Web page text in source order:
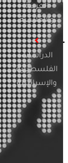
العربية
والإقليمية
الدراسات
الفلسطينية
والإسرائيلية